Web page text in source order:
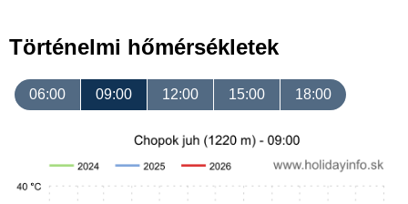
Történelmi hőmérsékletek
06:00 09:00 12:00 15:00 18:00